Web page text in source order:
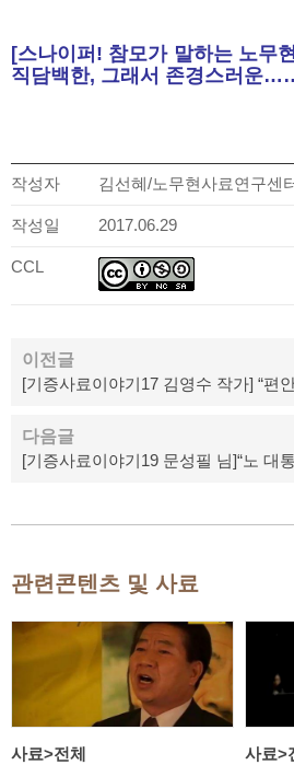
[스나이퍼! 참모가 말하는 노무
직담백한, 그래서 존경스러운
작성자 김선혜/노무현사료연구센
작성일 2017.06.29
CCL
이전글
[기증사료이야기17 김영수 작가] “편
다음글
[기증사료이야기19 문성필 님]“노 대
관련콘텐츠 및 사료
사료>전체
사료>